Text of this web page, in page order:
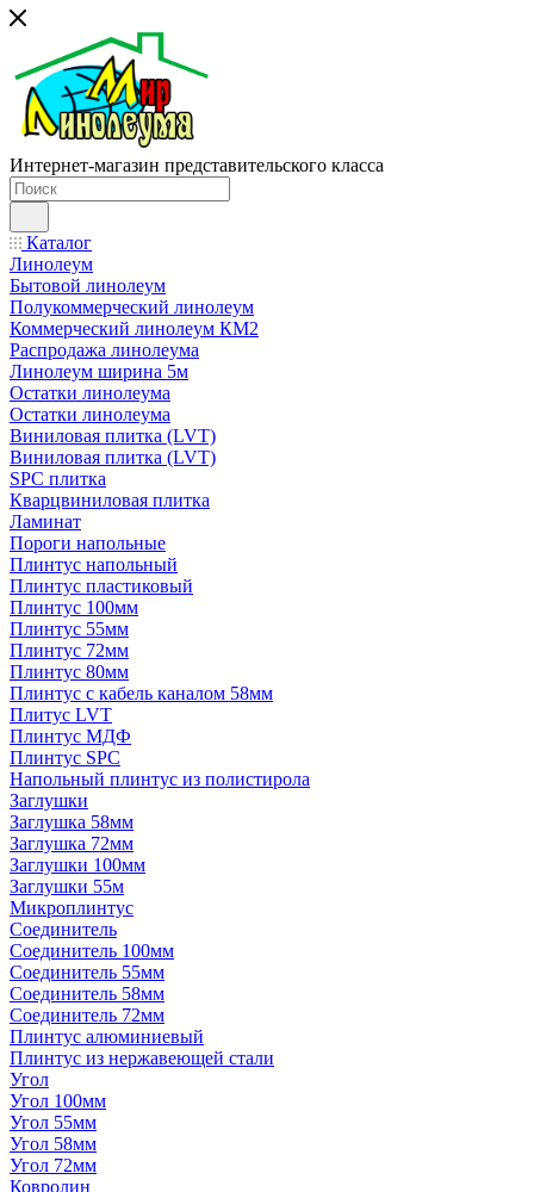
Интернет-магазин представительского класса
Каталог
Линолеум
Бытовой линолеум
Полукоммерческий линолеум
Коммерческий линолеум КМ2
Распродажа линолеума
Линолеум ширина 5м
Остатки линолеума
Остатки линолеума
Виниловая плитка (LVT)
Виниловая плитка (LVT)
SPC плитка
Кварцвиниловая плитка
Ламинат
Пороги напольные
Плинтус напольный
Плинтус пластиковый
Плинтус 100мм
Плинтус 55мм
Плинтус 72мм
Плинтус 80мм
Плинтус с кабель каналом 58мм
Плитус LVT
Плинтус МДФ
Плинтус SPC
Напольный плинтус из полистирола
Заглушки
Заглушка 58мм
Заглушка 72мм
Заглушки 100мм
Заглушки 55м
Микроплинтус
Соединитель
Соединитель 100мм
Соединитель 55мм
Соединитель 58мм
Соединитель 72мм
Плинтус алюминиевый
Плинтус из нержавеющей стали
Угол
Угол 100мм
Угол 55мм
Угол 58мм
Угол 72мм
Ковролин